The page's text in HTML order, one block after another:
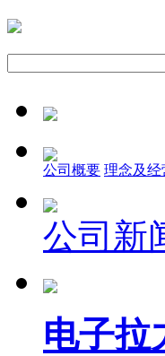
公司概要 理念及经
公司新
电子拉